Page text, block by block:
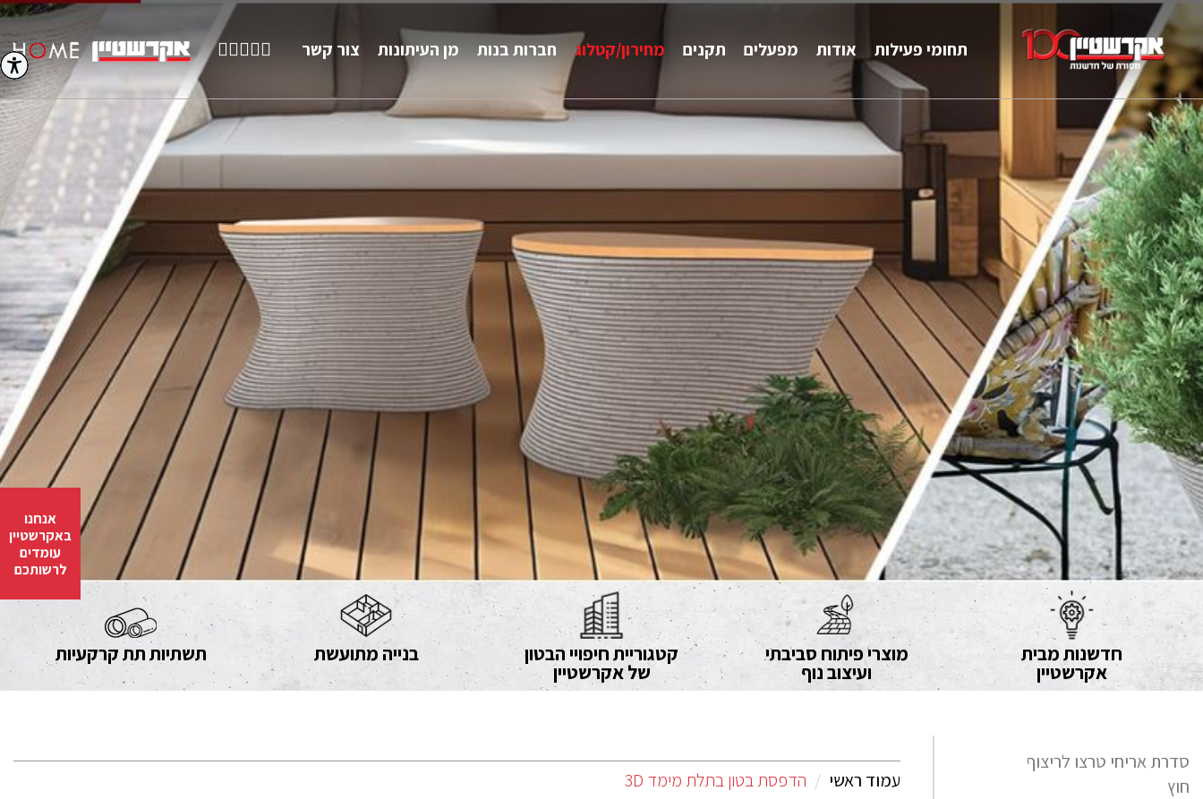
תחומי פעילות אודות מפעלים תקנים מחירון/קטלוג חברות בנות מן העיתונות צור קשר חיפוש
facebook
youtube
instagram
linkedin
חדשנות מבית
אקרשטיין
מוצרי פיתוח סביבתי
ועיצוב נוף
קטגוריית חיפויי הבטון
של אקרשטיין
בנייה מתועשת תשתיות תת קרקעיות
סדרת אריחי טרצו לריצוף
חוץ
עמוד ראשי הדפסת בטון בתלת מימד 3D
אנחנו
באקרשטיין
עומדים
לרשותכם